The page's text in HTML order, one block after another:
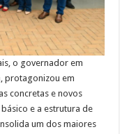
o governador em
protagonizou em
concretas e novos
e a estrutura de
um dos maiores